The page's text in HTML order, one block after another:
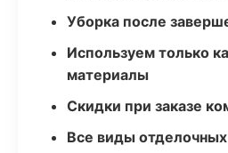
Уборка после
Используем только
материалы
Скидки при заказе
Все виды